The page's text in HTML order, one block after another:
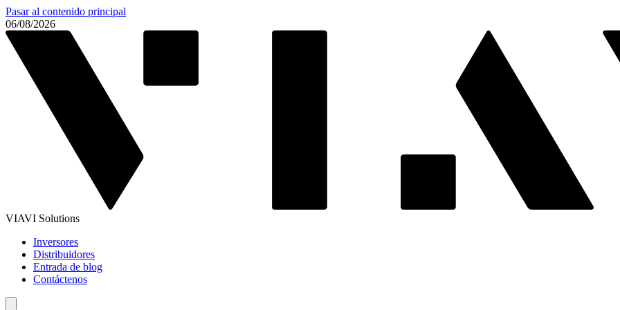
Pasar al contenido principal
06/08/2026
VIAVI Solutions
Inversores
Distribuidores
Entrada de blog
Contáctenos